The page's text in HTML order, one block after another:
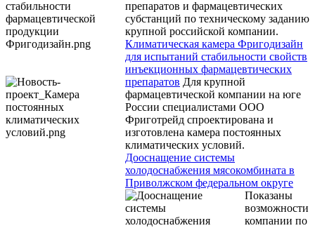
препаратов и фармацевтических
субстанций по техническому заданию
крупной российской компании.
Климатическая камера Фригодизайн
для испытаний стабильности свойств
инъекционных фармацевтических
препаратов Для крупной
фармацевтической компании на юге
России специалистами ООО
Фриготрейд спроектирована и
изготовлена камера постоянных
климатических условий.
Дооснащение системы
холодоснабжения мясокомбината в
Приволжском федеральном округе
Показаны
возможности
компании по